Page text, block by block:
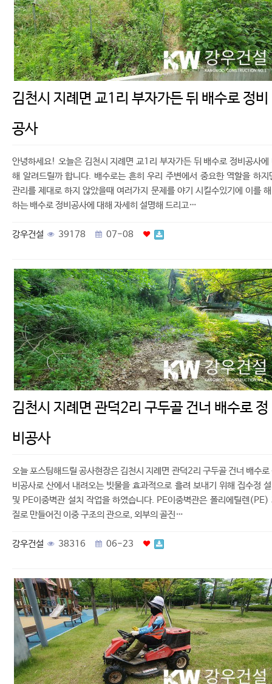
김천시 지례면 교1리 부자가든 뒤 배수로 정비
공사
안녕하세요! 오늘은 김천시 지례면 교1리 부자가든 뒤 배수로 정비공사에
해 알려드릴까 합니다. 배수로는 흔히 우리 주변에서 중요한 역할을 하지
관리를 제대로 하지 않았을때 여러가지 문제를 야기 시킬수있기에 이를
하는 배수로 정비공사에 대해 자세히 설명해 드리고…
강우건설 39178 07-08
김천시 지례면 관덕2리 구두골 건너 배수로 정
비공사
오늘 포스팅해드릴 공사현장은 김천시 지례면 관덕2리 구두골 건너 배수로
비공사로 산에서 내려오는 빗물을 효과적으로 흘려 보내기 위해 집수정
및 PE이중벽관 설치 작업을 하였습니다. PE이중벽관은 폴리에틸렌(PE)
질로 만들어진 이중 구조의 관으로, 외부의 골진…
강우건설 38316 06-23